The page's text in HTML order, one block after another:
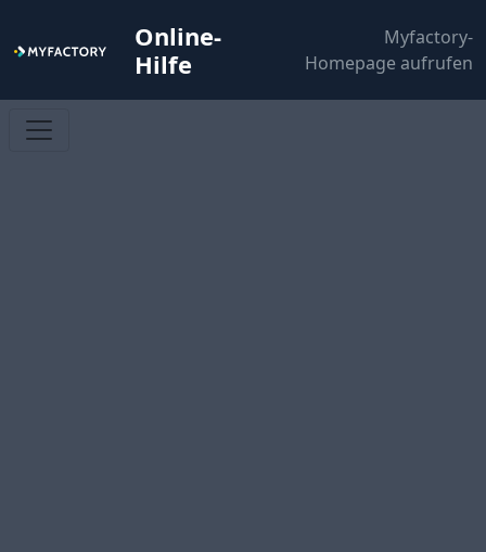
Online-
Hilfe
Myfactory-
Homepage aufrufen